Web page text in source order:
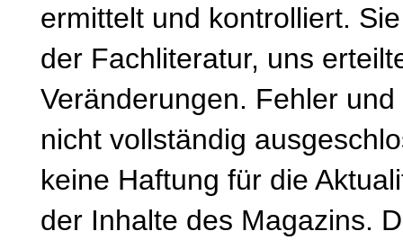
ermittelt und kontrolliert.
der Fachliteratur, uns
Veränderungen. Fehler
nicht vollständig
keine Haftung für die
der Inhalte des Magazins.